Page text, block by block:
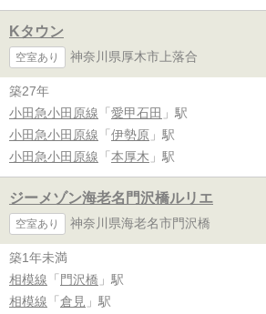
Kタウン
空室あり 神奈川県厚木市上落合
築27年
小田急小田原線 「 愛甲石田 」駅
小田急小田原線 「 伊勢原 」駅
小田急小田原線 「 本厚木 」駅
ジーメゾン海老名門沢橋ルリエ
空室あり 神奈川県海老名市門沢橋
築1年未満
相模線 「 門沢橋 」駅
相模線 「 倉見 」駅